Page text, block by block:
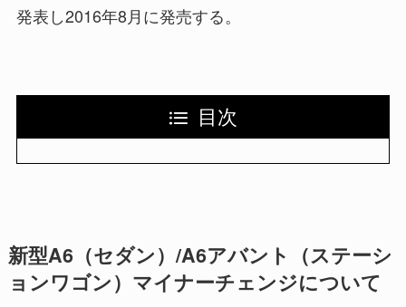
発表し2016年8月に発売する。
目次
新型A6（セダン）/A6アバント（ステーシ
ョンワゴン）マイナーチェンジについて